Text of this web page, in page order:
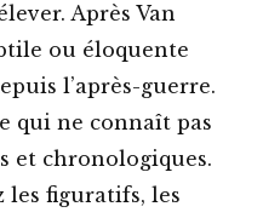
Après Van
ou éloquente
l’après-guerre.
qui ne connaît pas
et chronologiques.
les figuratifs, les